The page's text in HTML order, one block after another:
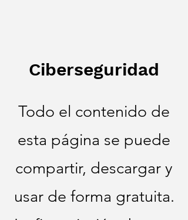
Ciberseguridad
Todo el contenido de
esta página se puede
compartir, descargar y
usar de forma gratuita.